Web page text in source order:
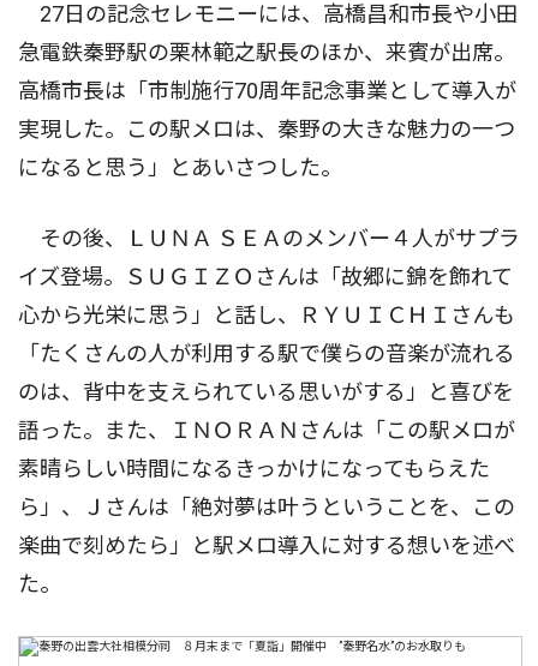
27日の記念セレモニーには、高橋昌和市長や小田
急電鉄秦野駅の栗林範之駅長のほか、来賓が出席。
高橋市長は「市制施行70周年記念事業として導入が
実現した。この駅メロは、秦野の大きな魅力の一つ
になると思う」とあいさつした。
その後、ＬＵＮＡ ＳＥＡのメンバー４人がサプラ
イズ登場。ＳＵＧＩＺＯさんは「故郷に錦を飾れて
心から光栄に思う」と話し、ＲＹＵＩＣＨＩさんも
「たくさんの人が利用する駅で僕らの音楽が流れる
のは、背中を支えられている思いがする」と喜びを
語った。また、ＩＮＯＲＡＮさんは「この駅メロが
素晴らしい時間になるきっかけになってもらえた
ら」、Ｊさんは「絶対夢は叶うということを、この
楽曲で刻めたら」と駅メロ導入に対する想いを述べ
た。